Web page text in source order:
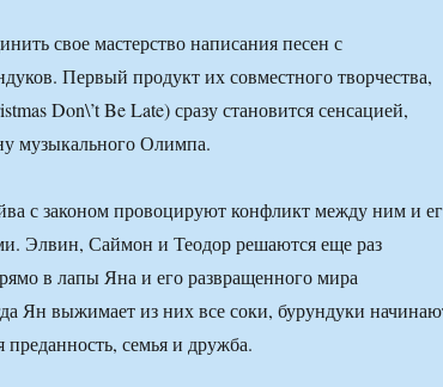
свое мастерство написания песен с
Первый продукт их совместного творчества,
Don\’t Be Late) сразу становится сенсацией,
музыкального Олимпа.
с законом провоцируют конфликт между ним и
Элвин, Саймон и Теодор решаются еще раз
в лапы Яна и его развращенного мира
Ян выжимает из них все соки, бурундуки
преданность, семья и дружба.